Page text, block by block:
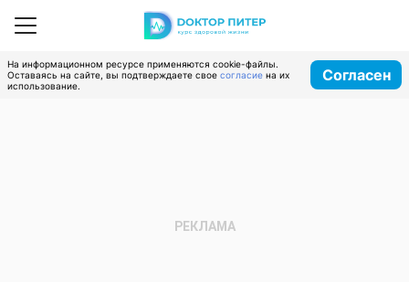
На информационном ресурсе применяются cookie-файлы.
Оставаясь на сайте, вы подтверждаете свое согласие на их
использование.
Согласен